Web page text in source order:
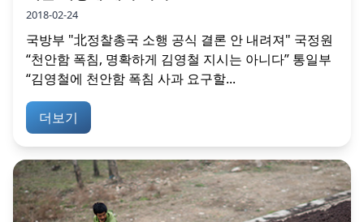
2018-02-24
국방부 "北정찰총국 소행 공식 결론 안 내려져" 국정원
“천안함 폭침, 명확하게 김영철 지시는 아니다” 통일부
“김영철에 천안함 폭침 사과 요구할...
더보기